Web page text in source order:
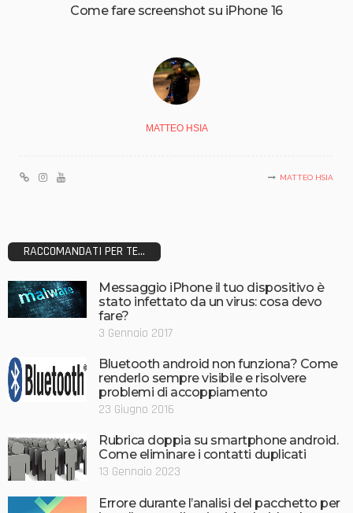
Come fare screenshot su iPhone 16
MATTEO HSIA
MATTEO HSIA
RACCOMANDATI PER TE...
Messaggio iPhone il tuo dispositivo è
stato infettato da un virus: cosa devo
fare?
3 Gennaio 2017
Bluetooth android non funziona? Come
renderlo sempre visibile e risolvere
problemi di accoppiamento
23 Giugno 2016
Rubrica doppia su smartphone android.
Come eliminare i contatti duplicati
13 Gennaio 2023
Errore durante l’analisi del pacchetto per